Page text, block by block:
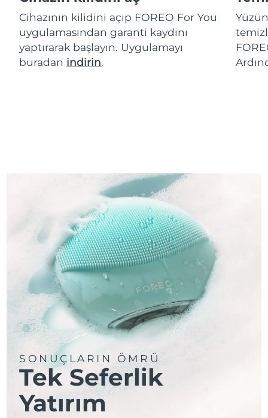
Cihazının kilidini açıp FOREO For You
uygulamasından garanti kaydını
yaptırarak başlayın. Uygulamayı
buradan indirin.
SONUÇLARIN ÖMRÜ
Tek Seferlik
Yatırım